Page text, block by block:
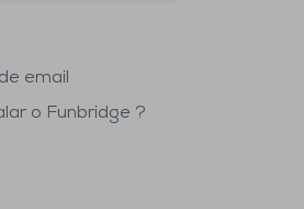
email
o Funbridge ?